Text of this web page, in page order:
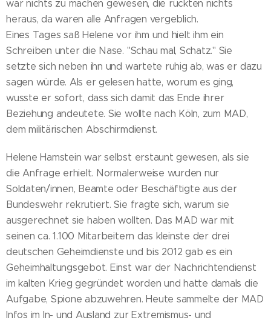
war nichts zu machen gewesen, die rückten nichts
heraus, da waren alle Anfragen vergeblich.
Eines Tages saß Helene vor ihm und hielt ihm ein
Schreiben unter die Nase. "Schau mal, Schatz." Sie
setzte sich neben ihn und wartete ruhig ab, was er dazu
sagen würde. Als er gelesen hatte, worum es ging,
wusste er sofort, dass sich damit das Ende ihrer
Beziehung andeutete. Sie wollte nach Köln, zum MAD,
dem militärischen Abschirmdienst.
Helene Hamstein war selbst erstaunt gewesen, als sie
die Anfrage erhielt. Normalerweise wurden nur
Soldaten/innen, Beamte oder Beschäftigte aus der
Bundeswehr rekrutiert. Sie fragte sich, warum sie
ausgerechnet sie haben wollten. Das MAD war mit
seinen ca. 1.100 Mitarbeitern das kleinste der drei
deutschen Geheimdienste und bis 2012 gab es ein
Geheimhaltungsgebot. Einst war der Nachrichtendienst
im kalten Krieg gegründet worden und hatte damals die
Aufgabe, Spione abzuwehren. Heute sammelte der MAD
Infos im In- und Ausland zur Extremismus- und